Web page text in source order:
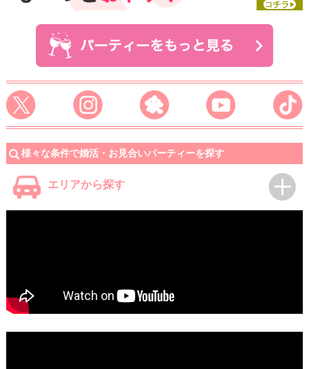
様々な条件で婚活・お見合いパーティーを探す
エリアから探す